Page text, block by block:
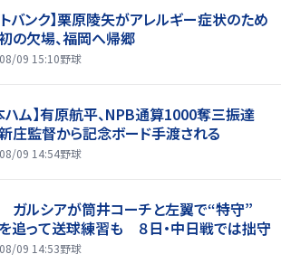
トバンク】栗原陵矢がアレルギー症状のため
の欠場、福岡へ帰郷
09 15:10野球
ハム】有原航平、NPB通算1000奪三振達
監督から記念ボード手渡される
09 14:54野球
ルシアが筒井コーチと左翼で“特守”
追って送球練習も ８日・中日戦では拙守
09 14:53野球